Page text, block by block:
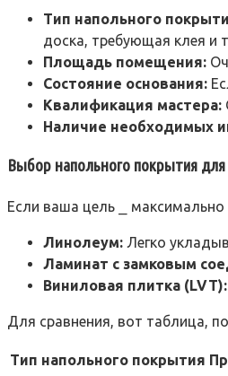
Тип напольного
доска, требующая клея и
Площадь помещения:
Состояние основания:
Квалификация мастера:
Наличие необходимых
Выбор напольного покрытия
Если ваша цель ⎯
Линолеум: Легко
Ламинат с замковым
Виниловая плитка (LVT):
Для сравнения, вот таблица,
Тип напольного покрытия